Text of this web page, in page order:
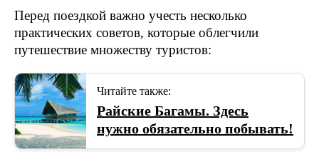
Перед поездкой важно учесть несколько
практических советов, которые облегчили
путешествие множеству туристов:
Читайте также:
Райские Багамы. Здесь
нужно обязательно побывать!